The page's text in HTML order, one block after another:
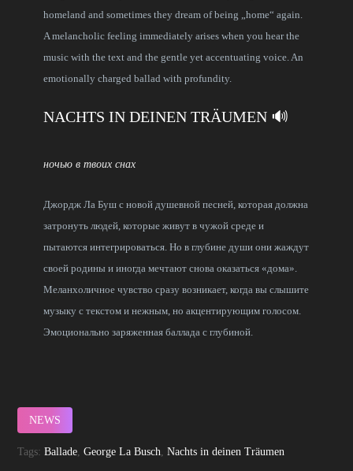
homeland and sometimes they dream of being „home“ again.
A melancholic feeling immediately arises when you hear the
music with the text and the gentle yet accentuating voice. An
emotionally charged ballad with profundity.
NACHTS IN DEINEN TRÄUMEN 🔊
ночью в твоих снах
Джордж Ла Буш с новой душевной песней, которая должна
затронуть людей, которые живут в чужой среде и
пытаются интегрироваться. Но в глубине души они жаждут
своей родины и иногда мечтают снова оказаться «дома».
Меланхоличное чувство сразу возникает, когда вы слышите
музыку с текстом и нежным, но акцентирующим голосом.
Эмоционально заряженная баллада с глубиной.
NEWS
Tags:Ballade ,George La Busch ,Nachts in deinen Träumen